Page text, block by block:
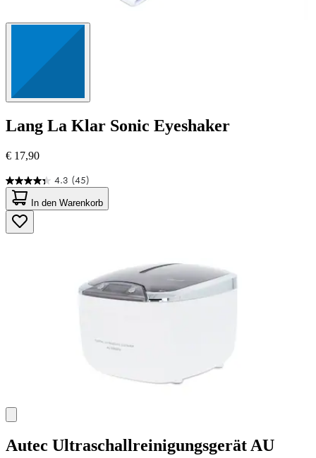
Lang La Klar Sonic Eyeshaker
€ 17,90
4.3 (45)
4.3
von
5
Sternen.
45
In den Warenkorb
Autec Ultraschallreinigungsgerät AU